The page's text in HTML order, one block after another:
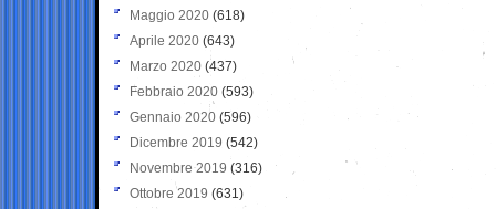
Maggio 2020 (618)
Aprile 2020 (643)
Marzo 2020 (437)
Febbraio 2020 (593)
Gennaio 2020 (596)
Dicembre 2019 (542)
Novembre 2019 (316)
Ottobre 2019 (631)